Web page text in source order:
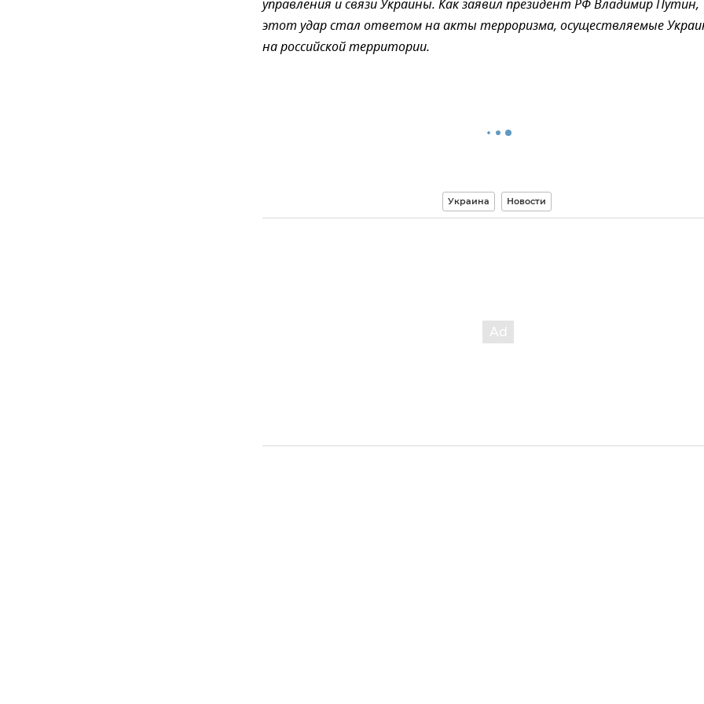
управления и связи Украины. Как заявил президент РФ Владимир Путин,
этот удар стал ответом на акты терроризма, осуществляемые
на российской территории.
Украина Новости